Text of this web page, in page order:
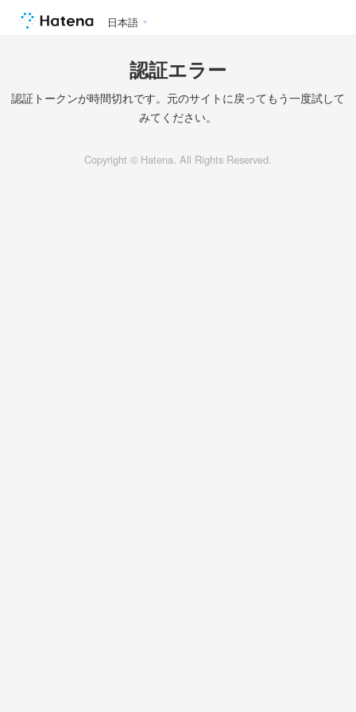
日本語
認証エラー
認証トークンが時間切れです。元のサイトに戻ってもう一度試して
みてください。
Copyright © Hatena. All Rights Reserved.